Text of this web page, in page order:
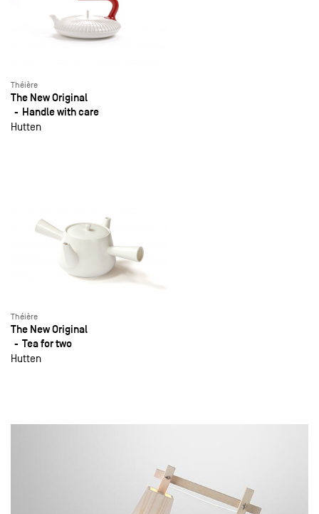
Théière
The New Original
Handle with care
Hutten
Théière
The New Original
Tea for two
Hutten